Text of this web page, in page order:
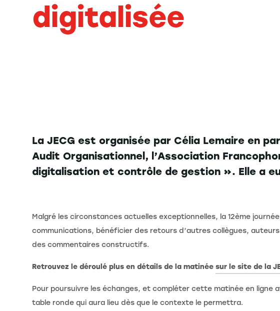
digitalisée
La JECG est organisée par Célia Lemaire en
Audit Organisationnel, l’Association
digitalisation et contrôle de gestion ». Elle a
Malgré les circonstances actuelles exceptionnelles, la 12ème
communications, bénéficier des retours d’autres collègues,
des commentaires constructifs.
Retrouvez le déroulé plus en détails de la matinée sur le site de la
Pour poursuivre les échanges, et compléter cette matinée en ligne
table ronde qui aura lieu dès que le contexte le permettra.